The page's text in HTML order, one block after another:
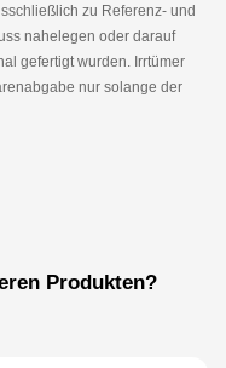
zu Referenz- und
nahelegen oder darauf
gefertigt wurden. Irrtümer
nur solange der
Produkten?